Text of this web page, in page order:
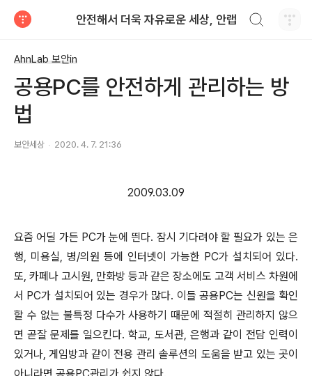
안전해서 더욱 자유로운 세상, 안랩
AhnLab 보안in
공용PC를 안전하게 관리하는 방
법
보안세상 2020. 4. 7. 21:36
2009.03.09
요즘 어딜 가든 PC가 눈에 띈다. 잠시 기다려야 할 필요가 있는 은
행, 미용실, 병/의원 등에 인터넷이 가능한 PC가 설치되어 있다.
또, 카페나 고시원, 만화방 등과 같은 장소에도 고객 서비스 차원에
서 PC가 설치되어 있는 경우가 많다. 이들 공용PC는 신원을 확인
할 수 없는 불특정 다수가 사용하기 때문에 적절히 관리하지 않으
면 곧잘 문제를 일으킨다. 학교, 도서관, 은행과 같이 전담 인력이
있거나, 게임방과 같이 전용 관리 솔루션의 도움을 받고 있는 곳이